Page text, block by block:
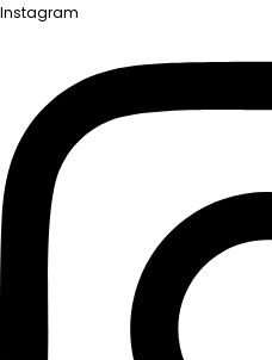
Instagram